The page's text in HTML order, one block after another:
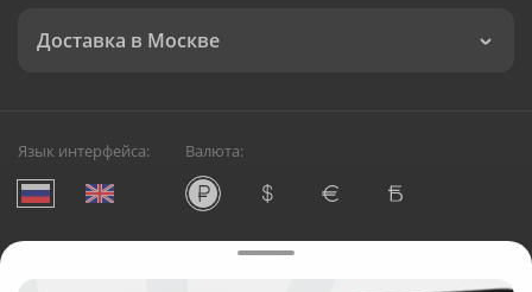
Доставка в Москве
Язык интерфейса: Валюта:
Служба круглосуточной доставки цветов в Москве
Русский Букет, 2026